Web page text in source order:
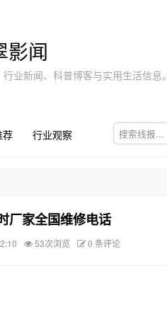
影闻
业新闻、科普博客与实用生活信息
荐 行业观察
厂家全国维修电话
53次浏览 0 条评论